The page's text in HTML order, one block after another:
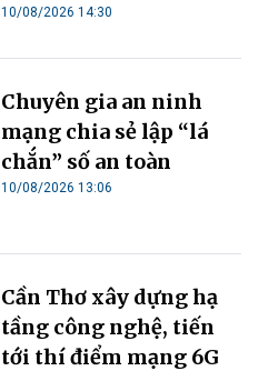
10/08/2026 14:30
Chuyên gia an ninh
mạng chia sẻ lập “lá
chắn” số an toàn
10/08/2026 13:06
Cần Thơ xây dựng hạ
tầng công nghệ, tiến
tới thí điểm mạng 6G